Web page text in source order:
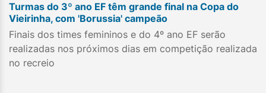
Turmas do 3º ano EF têm grande final na Copa do
Vieirinha, com 'Borussia' campeão
Finais dos times femininos e do 4º ano EF serão
realizadas nos próximos dias em competição realizada
no recreio